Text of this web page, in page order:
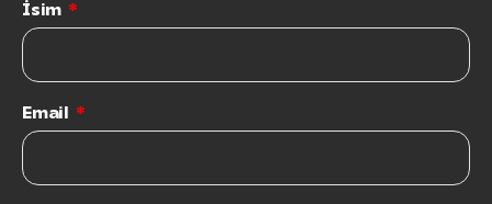
İsim
Email